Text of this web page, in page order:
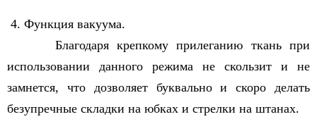
4. Функция вакуума.
Благодаря крепкому прилеганию ткань при
использовании данного режима не скользит и не
замнется, что дозволяет буквально и скоро делать
безупречные складки на юбках и стрелки на штанах.